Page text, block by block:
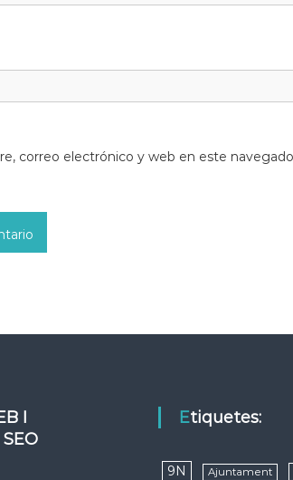
correo electrónico y web en este
Etiquetes:
9N Ajuntament